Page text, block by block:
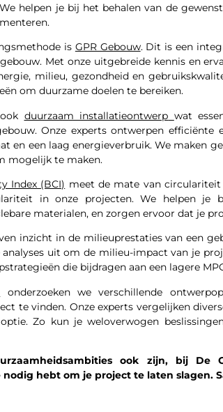
helpen je bij het behalen van de
is GPR Gebouw. Dit is een
Met onze uitgebreide kennis en
milieu, gezondheid en
om duurzame doelen te bereiken.
duurzaam installatieontwerp wat
Onze experts ontwerpen
en een laag energieverbruik. We maken
mogelijk te maken.
Index (BCI) meet de mate van
in onze projecten. We helpen
materialen, en zorgen ervoor dat je
inzicht in de milieuprestaties van een
uit om de milieu-impact van je
die bijdragen aan een lagere
onderzoeken we verschillende
te vinden. Onze experts vergelijken
Zo kun je weloverwogen
ook zijn, bij De
hebt om je project te laten slagen.